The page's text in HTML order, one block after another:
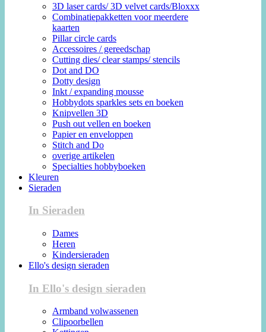
3D laser cards/ 3D velvet cards/Bloxxx
Combinatiepakketten voor meerdere
kaarten
Pillar circle cards
Accessoires / gereedschap
Cutting dies/ clear stamps/ stencils
Dot and DO
Dotty design
Inkt / expanding mousse
Hobbydots sparkles sets en boeken
Knipvellen 3D
Push out vellen en boeken
Papier en enveloppen
Stitch and Do
overige artikelen
Specialties hobbyboeken
Kleuren
Sieraden
In Sieraden
Dames
Heren
Kindersieraden
Ello's design sieraden
In Ello's design sieraden
Armband volwassenen
Clipoorbellen